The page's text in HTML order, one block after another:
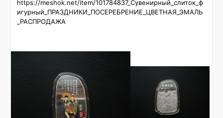
https://meshok.net/item/101784837_Сувенирный_слиток_ф
игурный_ПРАЗДНИКИ_ПОСЕРЕБРЕНИЕ_ЦВЕТНАЯ_ЭМАЛЬ
_РАСПРОДАЖА